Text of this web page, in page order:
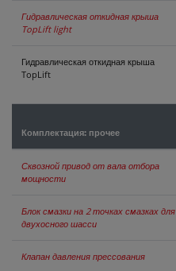
Гидравлическая откидная крыша
TopLift light
Гидравлическая откидная крыша
TopLift
Комплектация: прочее
Сквозной привод от вала отбора
мощности
Блок смазки на 2 точках смазках для
двухосного шасси
Клапан давления прессования